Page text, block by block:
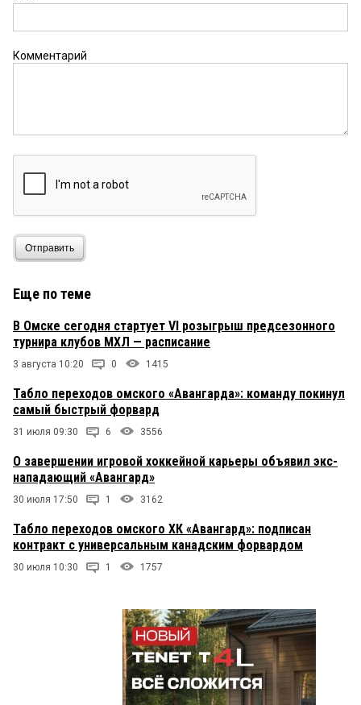
Комментарий
Отправить
Еще по теме
В Омске сегодня стартует VI розыгрыш предсезонного
турнира клубов МХЛ — расписание
3 августа 10:20 0 1415
Табло переходов омского «Авангарда»: команду покинул
самый быстрый форвард
31 июля 09:30 6 3556
О завершении игровой хоккейной карьеры объявил экс-
нападающий «Авангард»
30 июля 17:50 1 3162
Табло переходов омского ХК «Авангард»: подписан
контракт с универсальным канадским форвардом
30 июля 10:30 1 1757